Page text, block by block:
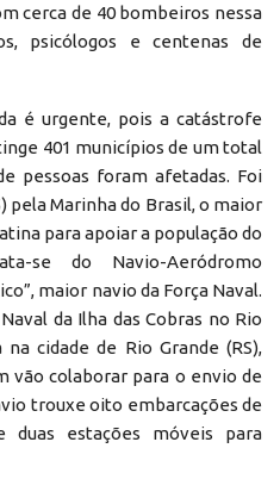
cerca de 40 bombeiros nessa
psicólogos e centenas de
é urgente, pois a catástrofe
401 municípios de um total
pessoas foram afetadas. Foi
pela Marinha do Brasil, o maior
para apoiar a população do
se do Navio-Aeródromo
maior navio da Força Naval.
da Ilha das Cobras no Rio
cidade de Rio Grande (RS),
vão colaborar para o envio de
trouxe oito embarcações de
estações móveis para